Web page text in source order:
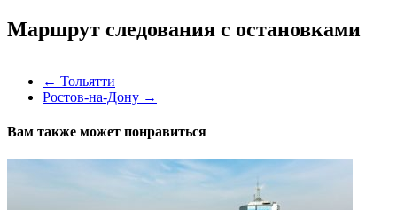
Маршрут следования с остановками
← Тольятти
Ростов-на-Дону →
Вам также может понравиться